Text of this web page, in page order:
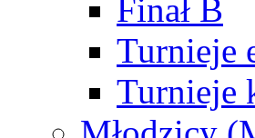
Finał B
Turnieje
Turnieje